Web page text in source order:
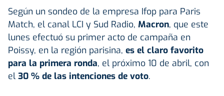
Según un sondeo de la empresa Ifop para Paris
Match, el canal LCI y Sud Radio, Macron, que este
lunes efectuó su primer acto de campaña en
Poissy, en la región parisina, es el claro favorito
para la primera ronda, el próximo 10 de abril, con
el 30 % de las intenciones de voto.